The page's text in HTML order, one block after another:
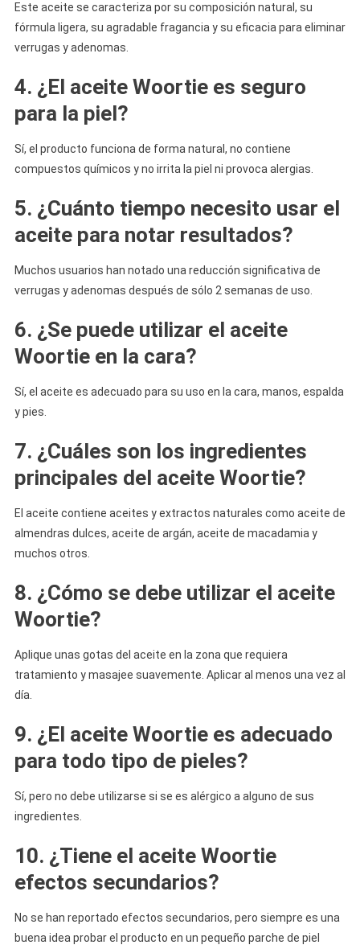
Este aceite se caracteriza por su composición natural, su
fórmula ligera, su agradable fragancia y su eficacia para eliminar
verrugas y adenomas.
4. ¿El aceite Woortie es seguro
para la piel?
Sí, el producto funciona de forma natural, no contiene
compuestos químicos y no irrita la piel ni provoca alergias.
5. ¿Cuánto tiempo necesito usar el
aceite para notar resultados?
Muchos usuarios han notado una reducción significativa de
verrugas y adenomas después de sólo 2 semanas de uso.
6. ¿Se puede utilizar el aceite
Woortie en la cara?
Sí, el aceite es adecuado para su uso en la cara, manos, espalda
y pies.
7. ¿Cuáles son los ingredientes
principales del aceite Woortie?
El aceite contiene aceites y extractos naturales como aceite de
almendras dulces, aceite de argán, aceite de macadamia y
muchos otros.
8. ¿Cómo se debe utilizar el aceite
Woortie?
Aplique unas gotas del aceite en la zona que requiera
tratamiento y masajee suavemente. Aplicar al menos una vez al
día.
9. ¿El aceite Woortie es adecuado
para todo tipo de pieles?
Sí, pero no debe utilizarse si se es alérgico a alguno de sus
ingredientes.
10. ¿Tiene el aceite Woortie
efectos secundarios?
No se han reportado efectos secundarios, pero siempre es una
buena idea probar el producto en un pequeño parche de piel